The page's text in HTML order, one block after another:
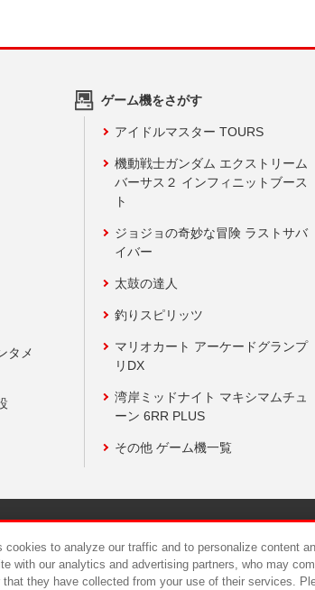
タメ
ゲーム機をさがす
アイドルマスター TOURS
機動戦士ガンダム エクストリーム
バーサス２ インフィニットブース
ト
ジョジョの奇妙な冒険 ラストサバ
イバー
太鼓の達人
釣りスピリッツ
マリオカート アーケードグランプ
リDX
湾岸ミッドナイト マキシマムチュ
ーン 6RR PLUS
その他 ゲーム機一覧
食品のご提供について カスタマーハラ
to analyze our traffic and to personalize content
with our analytics and advertising partners, who may
they have collected from your use of their services.